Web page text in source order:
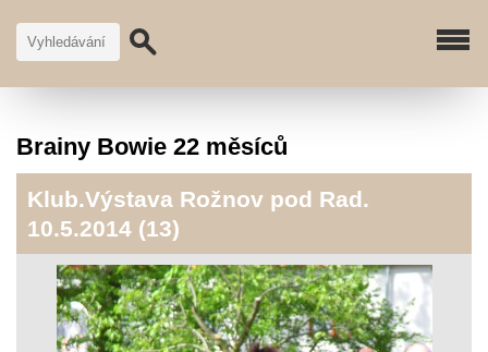
Brainy Bowie 22 měsíců
Klub.Výstava Rožnov pod Rad.
10.5.2014 (13)